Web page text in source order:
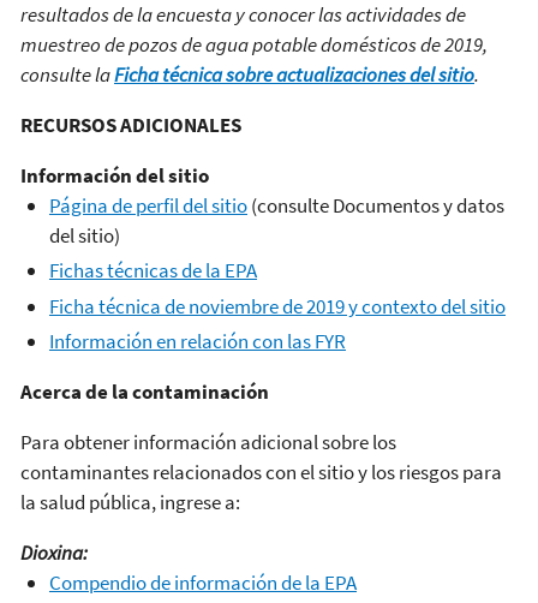
resultados de la encuesta y conocer las actividades de
muestreo de pozos de agua potable domésticos de 2019,
consulte laFicha técnica sobre actualizaciones del sitio.
RECURSOS ADICIONALES
Información del sitio
Página de perfil del sitio(consulte Documentos y datos
del sitio)
Fichas técnicas de la EPA
Ficha técnica de noviembre de 2019 y contexto del sitio
Información en relación con las FYR
Acerca de la contaminación
Para obtener información adicional sobre los
contaminantes relacionados con el sitio y los riesgos para
la salud pública, ingrese a:
Dioxina:
Compendio de información de la EPA